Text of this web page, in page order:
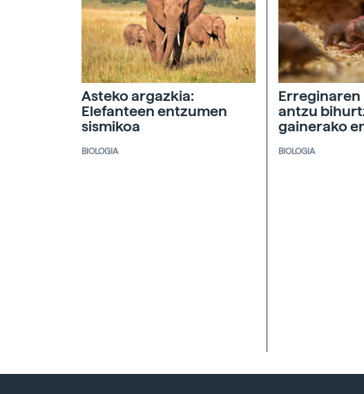
Asteko argazkia:
Elefanteen entzumen
sismikoa
BIOLOGIA
Erreginaren
antzu
gainerako
BIOLOGIA